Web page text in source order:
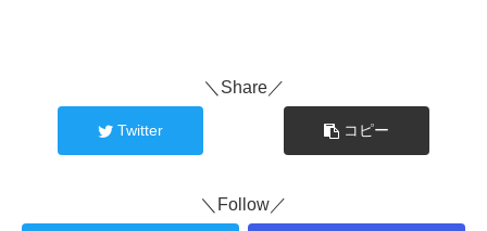
＼Share／
Twitter コピー
＼Follow／